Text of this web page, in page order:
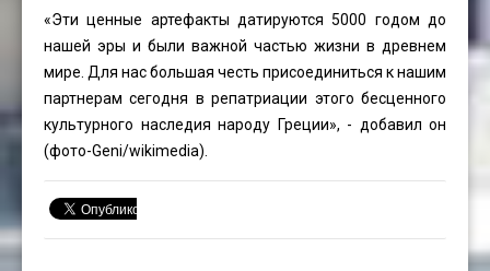
«Эти ценные артефакты датируются 5000 годом до
нашей эры и были важной частью жизни в древнем
мире. Для нас большая честь присоединиться к нашим
партнерам сегодня в репатриации этого бесценного
культурного наследия народу Греции», - добавил он
(фото-Geni/wikimedia).